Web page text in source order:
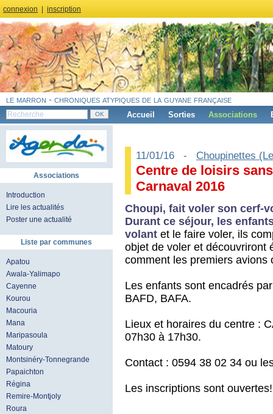
connexion inscription
le marron - chroniques atypiques de la guyane française
Accueil Sorties Associations
Associations
Introduction
Lire les actualités
Poster une actualité
Liste par communes
Apatou
Awala-Yalimapo
Cayenne
Kourou
Macouria
Mana
Maripasoula
Matoury
Montsinéry-Tonnegrande
Papaichton
Régina
Remire-Montjoly
Roura
11/01/16 - Choupinettes
Centre de loisirs
Carnaval 2016
Choupi, fait voler son cerf-
Durant ce séjour, les
volant et le faire voler, ils
objet de voler et découvriront
comment les premiers avions
Les enfants sont encadrés
BAFD, BAFA.
Lieux et horaires du centre :
07h30 à 17h30.
Contact : 0594 38 02 34 ou
Les inscriptions sont ouvertes!